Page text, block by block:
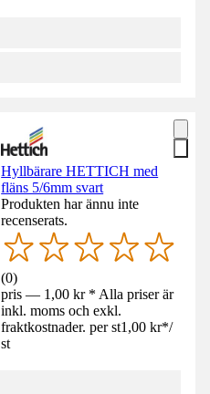
Hyllbärare HETTICH med
fläns 5/6mm svart
Produkten har ännu inte
recenserats.
(0)
pris — 1,00 kr * Alla priser är
inkl. moms och exkl.
fraktkostnader. per st1,00 kr*/
st